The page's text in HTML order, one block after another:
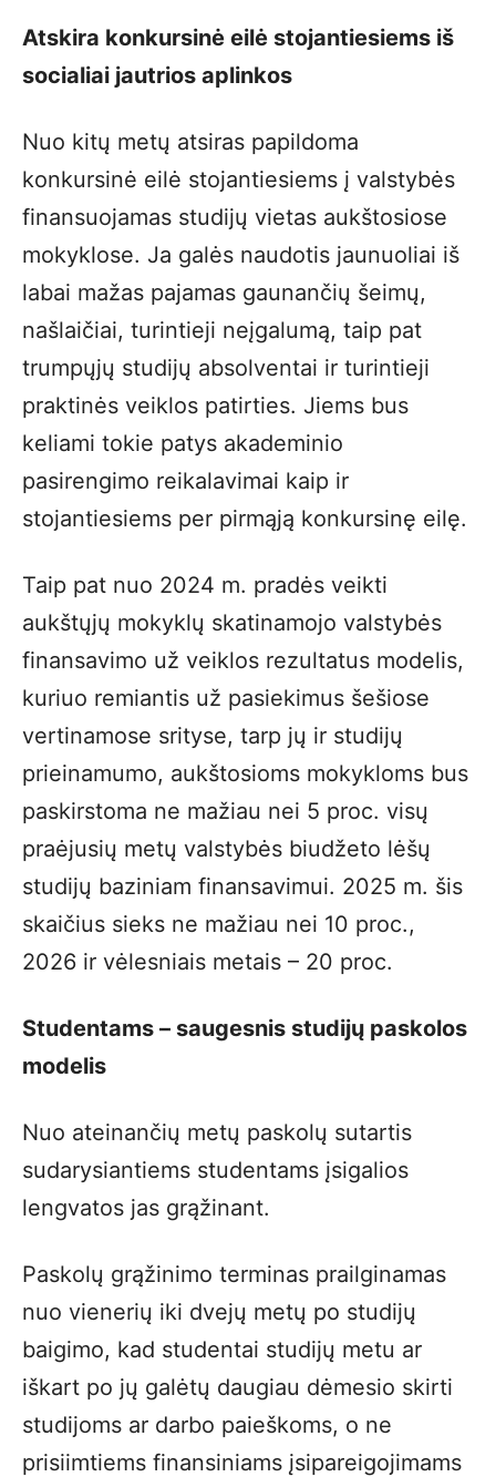
Atskira konkursinė eilė stojantiesiems iš
socialiai jautrios aplinkos
Nuo kitų metų atsiras papildoma
konkursinė eilė stojantiesiems į valstybės
finansuojamas studijų vietas aukštosiose
mokyklose. Ja galės naudotis jaunuoliai iš
labai mažas pajamas gaunančių šeimų,
našlaičiai, turintieji neįgalumą, taip pat
trumpųjų studijų absolventai ir turintieji
praktinės veiklos patirties. Jiems bus
keliami tokie patys akademinio
pasirengimo reikalavimai kaip ir
stojantiesiems per pirmąją konkursinę eilę.
Taip pat nuo 2024 m. pradės veikti
aukštųjų mokyklų skatinamojo valstybės
finansavimo už veiklos rezultatus modelis,
kuriuo remiantis už pasiekimus šešiose
vertinamose srityse, tarp jų ir studijų
prieinamumo, aukštosioms mokykloms bus
paskirstoma ne mažiau nei 5 proc. visų
praėjusių metų valstybės biudžeto lėšų
studijų baziniam finansavimui. 2025 m. šis
skaičius sieks ne mažiau nei 10 proc.,
2026 ir vėlesniais metais – 20 proc.
Studentams – saugesnis studijų paskolos
modelis
Nuo ateinančių metų paskolų sutartis
sudarysiantiems studentams įsigalios
lengvatos jas grąžinant.
Paskolų grąžinimo terminas prailginamas
nuo vienerių iki dvejų metų po studijų
baigimo, kad studentai studijų metu ar
iškart po jų galėtų daugiau dėmesio skirti
studijoms ar darbo paieškoms, o ne
prisiimtiems finansiniams įsipareigojimams